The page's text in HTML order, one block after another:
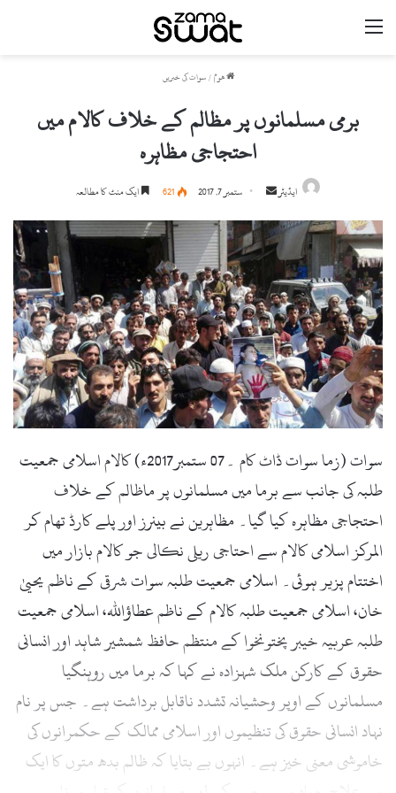
ھوم / سوات کی خبریں
برمی مسلمانوں پر مظالم کے خلاف کالام میں
احتجاجی مظاہرہ
ایڈیٹر
d
n
e
m
a
i
l
ستمبر 7, 2017 621 ایک منٹ کا مطالعہ
سوات (زما سوات ڈاٹ کام ۔07 ستمبر2017ء) کالام اسلامی جمعیت
طلبہ کی جانب سے برما میں مسلمانوں پر ماظالم کے خلاف
احتجاجی مظاہرہ کیا گیا۔ مظاہرین نے بینرز اور پلے کارڈ تھام کر
المرکز اسلامی کالام سے احتاجی ریلی نکالی جو کالام بازار میں
اختتام پزیر ہوئی۔ اسلامی جمعیت طلبہ سوات شرقی کے ناظم یحییٰ
خان، اسلامی جمعیت طلبہ کالام کے ناظم عطاؤاللہ، اسلامی جمعیت
طلبہ عربیہ خیبر پختونخوا کے منتظم حافظ شمشیر شاہد اور انسانی
حقوق کے کارکن ملک شہزادہ نے کہا کہ برما میں روہنگیا
مسلمانوں کے اوپر وحشیانہ تشدد ناقابل برداشت ہے۔ جس پر نام
نہاد انسانی حقوق کی تنظیموں اور اسلامی ممالک کے حکمرانوں کی
خاموشی معنی خیز ہے۔ انہوں بے بتایا کہ ظالم بدھ متوں کا ایک